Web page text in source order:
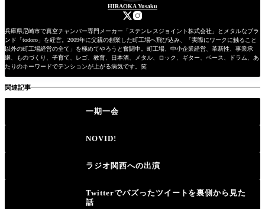
HIRAOKA Yusaku
兵庫県尼崎市で真空チャンバー専門メーカー「ステンレスジョイント株式会社」とメタルなブラ
ンド「todoro」を経営。2009年に父親の創業した町工場へ飛び込み、「実際にワークに触ること
以外の町工場経営の全て」を極めてやろうと奮闘中。町工場、中小企業経営、革新性、事業承
継、ものづくり、子育て、レゴ、教育、日本酒、メタル、ロック、ギター、ベース、ドラム、あ
たりのキーワードでテンションが上がる病気です。笑
関連記事
一期一会
NOVID!
ラジオ関西への出演
Twitterでバズったツイートを裏側から見た
話